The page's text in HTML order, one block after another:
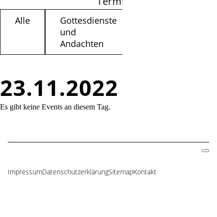
23.11.2022
Alle
Gottesdienste
und
Andachten
Es gibt keine Events an diesem Tag.
Navigation
ImpressumDatenschutzerklärungSitemapKontakt